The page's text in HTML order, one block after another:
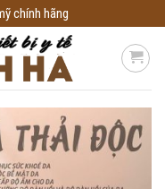
chính hãng